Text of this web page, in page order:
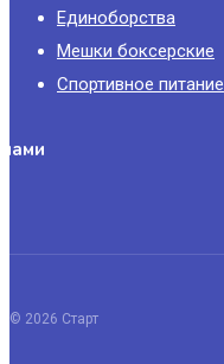
Единоборства
Мешки боксерские
Спортивное питание
© 2026 Старт